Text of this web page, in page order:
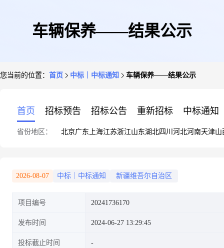
车辆保养——结果公示
您当前的位置： 首页 中标｜中标通知 车辆保养——结果公示
首页 招标预告 招标公告 重新招标 中标通知
省份地区： 北京广东 上海江苏浙江山东湖北四川 河北河南天津山
2026-08-07 中标｜中标通知 新疆维吾尔自治区
项目编号 20241736170
发布时间 2024-06-27 13:29:45
投标截止时间